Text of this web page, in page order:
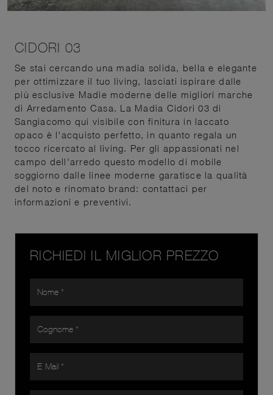
CIDORI 03
Se stai cercando una madia solida, bella e elegante
per ottimizzare il tuo living, lasciati ispirare dalle
più esclusive Madie moderne delle migliori marche
di Arredamento Casa. La Madia Cidori 03 di
Sangiacomo qui visibile con finitura in laccato
opaco è l'acquisto perfetto, in quanto regala un
tocco ricercato al living. Per gli appassionati nel
campo dell'arredo questo modello di mobile
soggiorno dalle linee moderne garatisce la qualità
del noto e rinomato brand: contattaci per
informazioni e preventivi.
RICHIEDI IL MIGLIOR PREZZO